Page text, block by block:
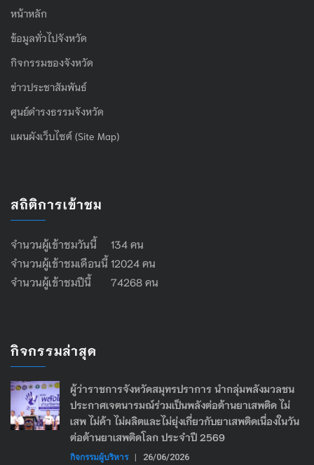
หน้าหลัก
ข้อมูลทั่วไปจังหวัด
กิจกรรมของจังหวัด
ข่าวประชาสัมพันธ์
ศูนย์ดำรงธรรมจังหวัด
แผนผังเว็บไซต์ (Site Map)
สถิติการเข้าชม
จำนวนผู้เข้าชมวันนี้ 134 คน
จำนวนผู้เข้าชมเดือนนี้ 12024 คน
จำนวนผู้เข้าชมปีนี้ 74268 คน
กิจกรรมล่าสุด
ผู้ว่าราชการจังหวัดสมุทรปราการ นำกลุ่มพลังมวลชน
ประกาศเจตนารมณ์ร่วมเป็นพลังต่อต้านยาเสพติด ไม่
เสพ ไม่ค้า ไม่ผลิตและไม่ยุ่งเกี่ยวกับยาเสพติดเนื่องในวัน
ต่อต้านยาเสพติดโลก ประจำปี 2569
กิจกรรมผู้บริหาร | 26/06/2026